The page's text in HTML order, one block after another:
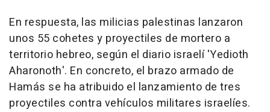
En respuesta, las milicias palestinas lanzaron
unos 55 cohetes y proyectiles de mortero a
territorio hebreo, según el diario israelí 'Yedioth
Aharonoth'. En concreto, el brazo armado de
Hamás se ha atribuido el lanzamiento de tres
proyectiles contra vehículos militares israelíes.